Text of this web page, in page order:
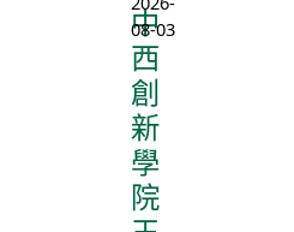
中
西
創
新
學
院
08-03